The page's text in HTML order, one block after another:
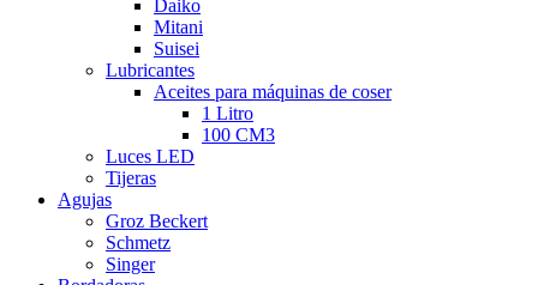
Daiko
Mitani
Suisei
Lubricantes
Aceites para máquinas de coser
1 Litro
100 CM3
Luces LED
Tijeras
Agujas
Groz Beckert
Schmetz
Singer